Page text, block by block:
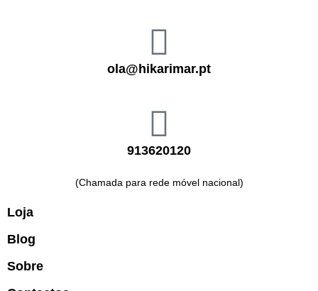
ola@hikarimar.pt
913620120
(Chamada para rede móvel nacional)
Loja
Blog
Sobre